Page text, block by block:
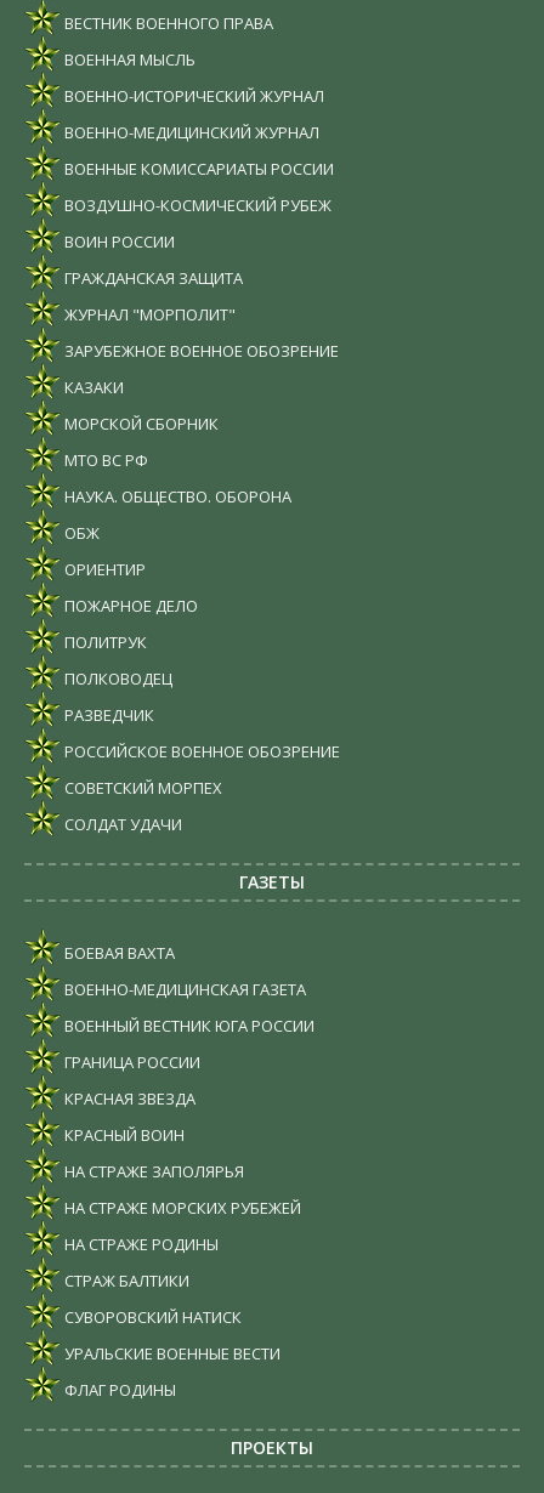
ВЕСТНИК ВОЕННОГО ПРАВА
ВОЕННАЯ МЫСЛЬ
ВОЕННО-ИСТОРИЧЕСКИЙ ЖУРНАЛ
ВОЕННО-МЕДИЦИНСКИЙ ЖУРНАЛ
ВОЕННЫЕ КОМИССАРИАТЫ РОССИИ
ВОЗДУШНО-КОСМИЧЕСКИЙ РУБЕЖ
ВОИН РОССИИ
ГРАЖДАНСКАЯ ЗАЩИТА
ЖУРНАЛ "МОРПОЛИТ"
ЗАРУБЕЖНОЕ ВОЕННОЕ ОБОЗРЕНИЕ
КАЗАКИ
МОРСКОЙ СБОРНИК
МТО ВС РФ
НАУКА. ОБЩЕСТВО. ОБОРОНА
ОБЖ
ОРИЕНТИР
ПОЖАРНОЕ ДЕЛО
ПОЛИТРУК
ПОЛКОВОДЕЦ
РАЗВЕДЧИК
РОССИЙСКОЕ ВОЕННОЕ ОБОЗРЕНИЕ
СОВЕТСКИЙ МОРПЕХ
СОЛДАТ УДАЧИ
ГАЗЕТЫ
БОЕВАЯ ВАХТА
ВОЕННО-МЕДИЦИНСКАЯ ГАЗЕТА
ВОЕННЫЙ ВЕСТНИК ЮГА РОССИИ
ГРАНИЦА РОССИИ
КРАСНАЯ ЗВЕЗДА
КРАСНЫЙ ВОИН
НА СТРАЖЕ ЗАПОЛЯРЬЯ
НА СТРАЖЕ МОРСКИХ РУБЕЖЕЙ
НА СТРАЖЕ РОДИНЫ
СТРАЖ БАЛТИКИ
СУВОРОВСКИЙ НАТИСК
УРАЛЬСКИЕ ВОЕННЫЕ ВЕСТИ
ФЛАГ РОДИНЫ
ПРОЕКТЫ